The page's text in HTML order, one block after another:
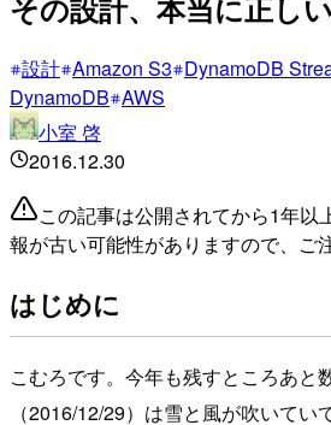
設計 Amazon S3 DynamoDB
DynamoDB AWS
小室 啓
2016.12.30
この記事は公開されてから1年以
報が古い可能性がありますので、ご
はじめに
こむろです。今年も残すところあと
（2016/12/29）は雪と風が吹いて